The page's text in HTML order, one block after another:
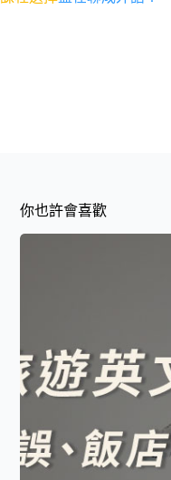
你也許會喜歡